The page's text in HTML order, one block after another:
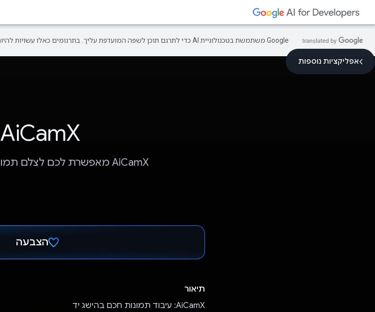
‫Google משתמשת בטכנולוגיית AI כדי לתרגם תוכן לשפה המועדפת עליך. בתרגומים כאלו עשויות להיות שגיאות.
אפליקציות נוספות
AiCamX
AiCamX מאפשרת לכם לצלם תמונות ולעבד אותן.
הצבעה
תיאור
AiCamX: עיבוד תמונות חכם בהישג יד